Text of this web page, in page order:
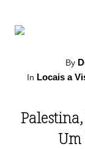
By
In Locais a
Um